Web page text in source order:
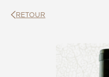
RETOUR